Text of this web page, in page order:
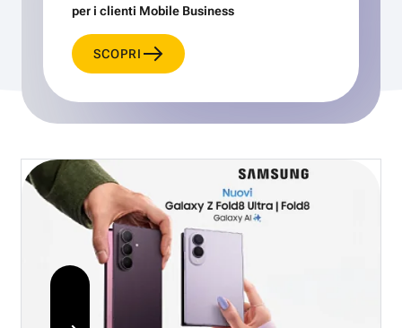
per i clienti Mobile Business
SCOPRI